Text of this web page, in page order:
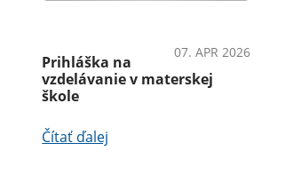
07. APR 2026
Prihláška na
vzdelávanie v materskej
škole
Čítať ďalej